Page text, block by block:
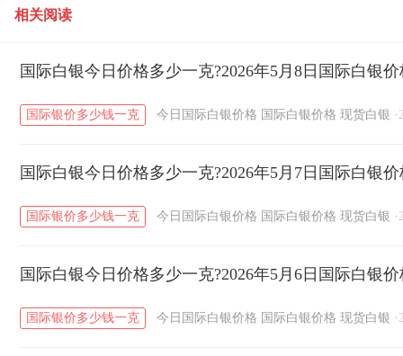
相关阅读
国际白银今日价格多少一克?2026年5月8日国际白银
国际银价多少钱一克 今日国际白银价格 国际白银价格 现货白银 ·
国际白银今日价格多少一克?2026年5月7日国际白银
国际银价多少钱一克 今日国际白银价格 国际白银价格 现货白银 ·
国际白银今日价格多少一克?2026年5月6日国际白银
国际银价多少钱一克 今日国际白银价格 国际白银价格 现货白银 ·